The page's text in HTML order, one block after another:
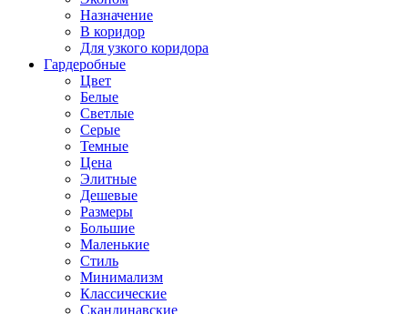
Назначение
В коридор
Для узкого коридора
Гардеробные
Цвет
Белые
Светлые
Серые
Темные
Цена
Элитные
Дешевые
Размеры
Большие
Маленькие
Стиль
Минимализм
Классические
Скандинавские